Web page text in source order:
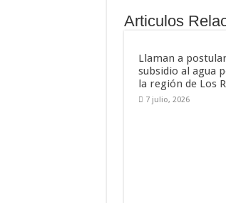
o
k
Articulos
Llaman a
subsidio al agua
la región de Los
7 julio, 2026